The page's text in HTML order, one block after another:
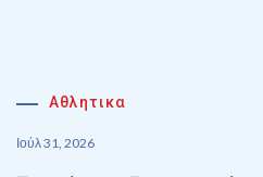
Αθλητικα
Ιούλ 31, 2026